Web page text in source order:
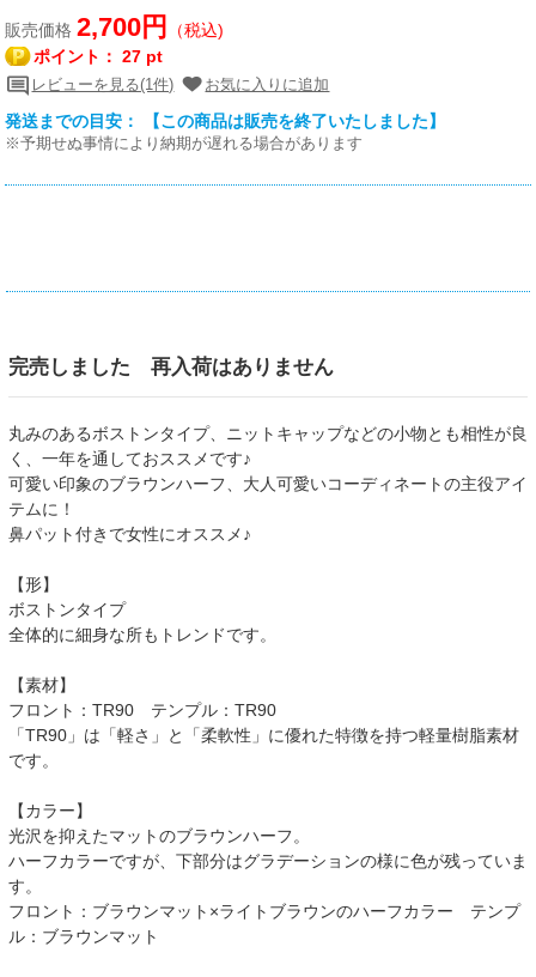
販売価格2,700円
（税込)
ポイント：27 pt
レビューを見る(1件) お気に入りに追加
発送までの目安： 【この商品は販売を終了いたしました】
※予期せぬ事情により納期が遅れる場合があります
完売しました 再入荷はありません
丸みのあるボストンタイプ、ニットキャップなどの小物とも相性が良
く、一年を通しておススメです♪
可愛い印象のブラウンハーフ、大人可愛いコーディネートの主役アイ
テムに！
鼻パット付きで女性にオススメ♪
【形】
ボストンタイプ
全体的に細身な所もトレンドです。
【素材】
フロント：TR90 テンプル：TR90
「TR90」は「軽さ」と「柔軟性」に優れた特徴を持つ軽量樹脂素材
です。
【カラー】
光沢を抑えたマットのブラウンハーフ。
ハーフカラーですが、下部分はグラデーションの様に色が残っていま
す。
フロント：ブラウンマット×ライトブラウンのハーフカラー テンプ
ル：ブラウンマット